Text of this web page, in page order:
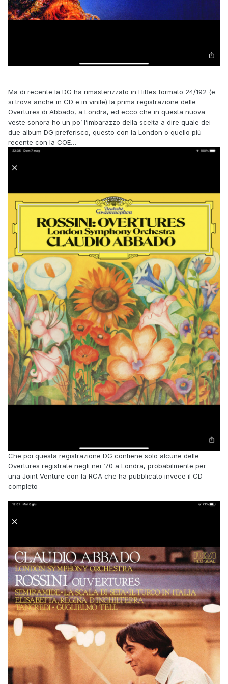
Ma di recente la DG ha rimasterizzato in HiRes formato 24/192 (e
si trova anche in CD e in vinile) la prima registrazione delle
Overtures di Abbado, a Londra, ed ecco che in questa nuova
veste sonora ho un po’ l’imbarazzo della scelta a dire quale dei
due album DG preferisco, questo con la London o quello più
recente con la COE…
Che poi questa registrazione DG contiene solo alcune delle
Overtures registrate negli nei ‘70 a Londra, probabilmente per
una Joint Venture con la RCA che ha pubblicato invece il CD
completo